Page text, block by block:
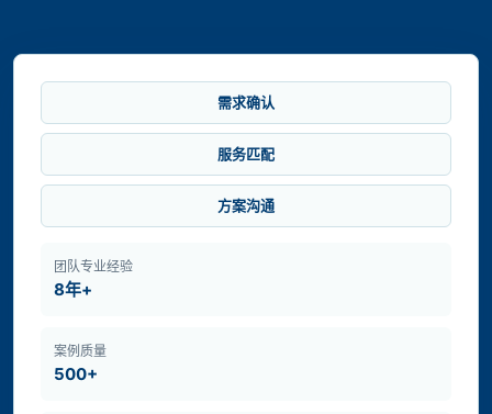
需求确认
服务匹配
方案沟通
团队专业经验
8年+
案例质量
500+